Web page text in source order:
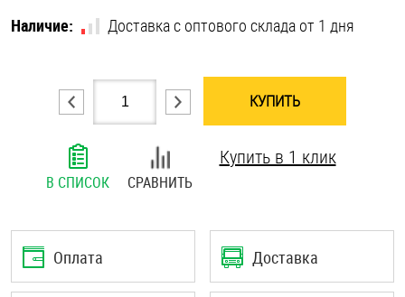
Наличие:
Доставка с оптового склада от 1 дня
КУПИТЬ
В СПИСОК СРАВНИТЬ
Купить в 1 клик
Оплата Доставка